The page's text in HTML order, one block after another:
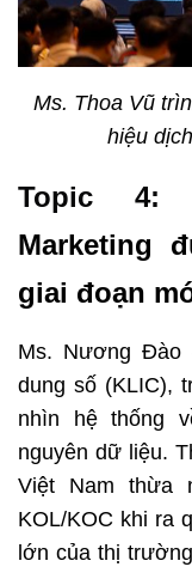
Ms. Thoa Vũ
hiệu
Topic 4:
Marketing
giai đoạn
Ms. Nương Đào
dung số (KLIC),
nhìn hệ thống
nguyên dữ liệu.
Việt Nam thừa
KOL/KOC khi ra
lớn của thị